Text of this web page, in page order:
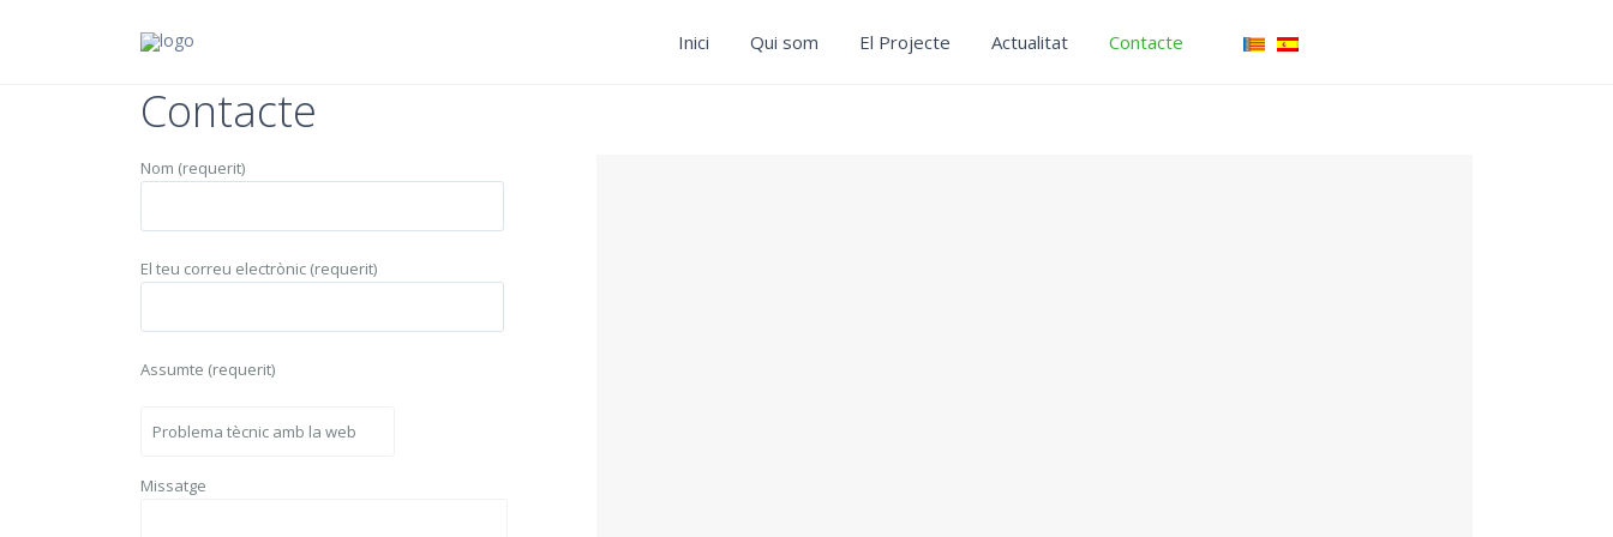
Inici Qui som El Projecte Actualitat Contacte
Contacte
Nom (requerit)
El teu correu electrònic (requerit)
Assumte (requerit)
Missatge